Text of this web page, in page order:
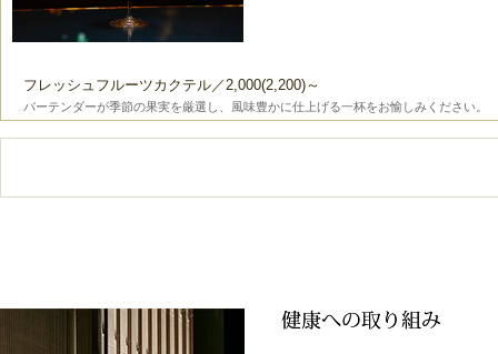
フレッシュフルーツカクテル／2,000(2,200)～
バーテンダーが季節の果実を厳選し、風味豊かに仕上げる一杯をお愉しみください。